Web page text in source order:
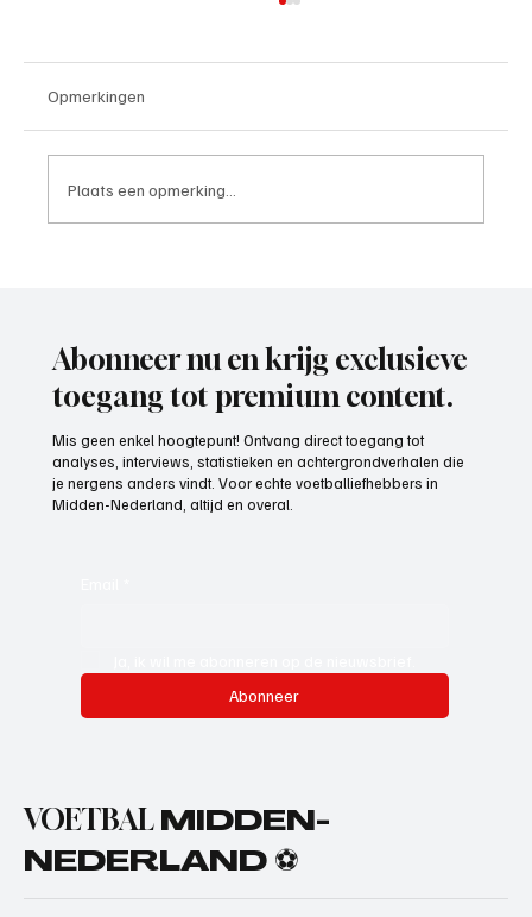
Opmerkingen
Plaats een opmerking...
Abonneer nu en krijg exclusieve
toegang tot premium content.
Mis geen enkel hoogtepunt! Ontvang direct toegang tot
analyses, interviews, statistieken en achtergrondverhalen die
je nergens anders vindt. Voor echte voetballiefhebbers in
Midden-Nederland, altijd en overal.
Abonneer
VOETBAL MIDDEN-
NEDERLAND ⚽